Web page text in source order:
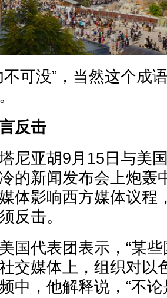
不可没”，当然这个成
反击
尼亚胡9月15日与美
的新闻发布会上炮轰
体影响西方媒体议程
反击。
国代表团表示，“某
交媒体上，组织对以
中，他解释说，“不